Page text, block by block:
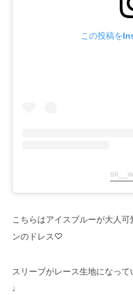
この投稿を
こちらはアイスブルーが大人
ンのドレス♡
スリーブがレース生地になっ
♩